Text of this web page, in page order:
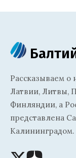
Рассказываем о
Латвии, Литвы,
Финляндии, а
представлена
Калининградом.